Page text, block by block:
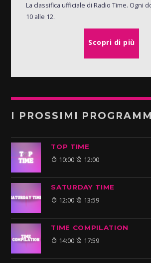
La classifica ufficiale di Radio Time. Ogni
10 alle 12.
Scopri di più
I PROSSIMI
TOP TIME
10:00 12:00
SATURDAY TIME
12:00 13:59
TIME COMPILATION
14:00 17:59